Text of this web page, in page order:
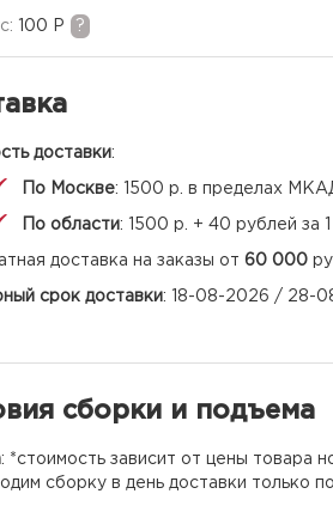
100 Р ?
доставки:
По Москве: 1500 р. в пределах МКАД
По области: 1500 р. + 40 рублей за
доставка на заказы от 60 000
срок доставки: 18-08-2026 / 28-
сборки и подъема
: *стоимость зависит от цены товара
сборку в день доставки только